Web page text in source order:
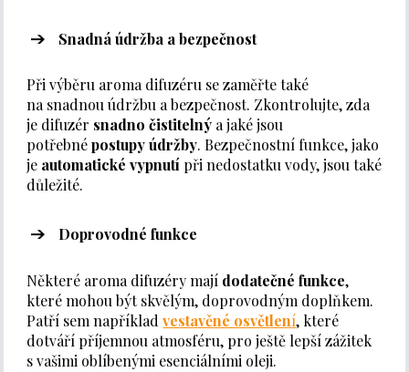
Snadná údržba a bezpečnost
Při výběru aroma difuzéru se zaměřte také
na snadnou údržbu a bezpečnost. Zkontrolujte, zda
je difuzér snadno čistitelný a jaké jsou
potřebnépostupy údržby. Bezpečnostní funkce, jako
je automatické vypnutí při nedostatku vody, jsou také
důležité.
Doprovodné funkce
Některé aroma difuzéry mají dodatečné funkce,
které mohou být skvělým, doprovodným doplňkem.
Patří sem napříkladvestavěné osvětlení, které
dotváří příjemnou atmosféru, pro ještě lepší zážitek
s vašimi oblíbenými esenciálními oleji.